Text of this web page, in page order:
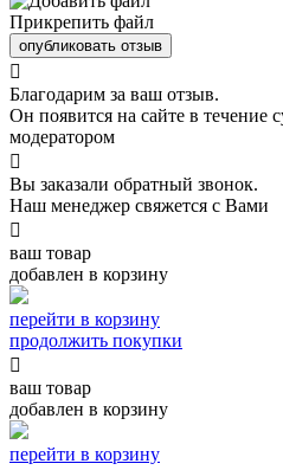
Прикрепить файл
опубликовать отзыв

Благодарим за ваш отзыв.
Он появится на сайте в течение
модератором

Вы заказали обратный звонок.
Наш менеджер свяжется с Вами

ваш товар
добавлен в корзину
перейти в корзину
продолжить покупки

ваш товар
добавлен в корзину
перейти в корзину